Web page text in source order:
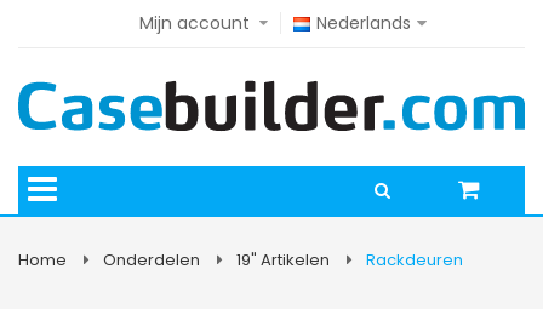
Nederlands
Mijn account
Home Onderdelen 19" Artikelen Rackdeuren